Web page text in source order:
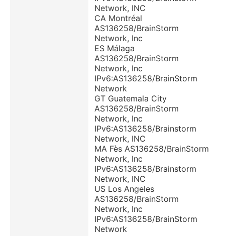
Network, INC
CA Montréal
AS136258/BrainStorm
Network, Inc
ES Málaga
AS136258/BrainStorm
Network, Inc
IPv6:AS136258/BrainStorm
Network
GT Guatemala City
AS136258/BrainStorm
Network, Inc
IPv6:AS136258/Brainstorm
Network, INC
MA Fès AS136258/BrainStorm
Network, Inc
IPv6:AS136258/Brainstorm
Network, INC
US Los Angeles
AS136258/BrainStorm
Network, Inc
IPv6:AS136258/BrainStorm
Network